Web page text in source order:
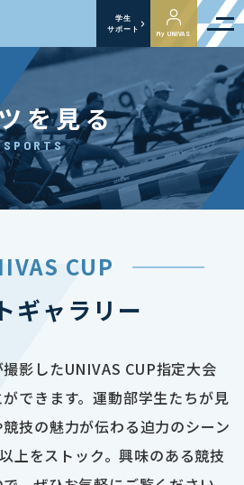
学生
サポート
My UNIVAS
を見る
CUP
ギャラリー
影したUNIVAS CUP指定大会
できます。運動部学生たちが見
技の魅力が伝わる迫力のシーン
上をストック。興味のある競技